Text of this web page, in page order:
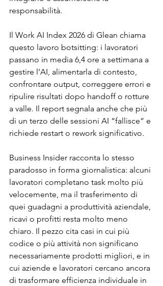
responsabilità.
Il Work AI Index 2026 di Glean chiama
questo lavoro botsitting: i lavoratori
passano in media 6,4 ore a settimana a
gestire l’AI, alimentarla di contesto,
confrontare output, correggere errori e
ripulire risultati dopo handoff o rotture
a valle. Il report segnala anche che più
di un terzo delle sessioni AI “fallisce” e
richiede restart o rework significativo.
Business Insider racconta lo stesso
paradosso in forma giornalistica: alcuni
lavoratori completano task molto più
velocemente, ma il trasferimento di
quei guadagni a produttività aziendale,
ricavi o profitti resta molto meno
chiaro. Il pezzo cita casi in cui più
codice o più attività non significano
necessariamente prodotti migliori, e in
cui aziende e lavoratori cercano ancora
di trasformare efficienza individuale in